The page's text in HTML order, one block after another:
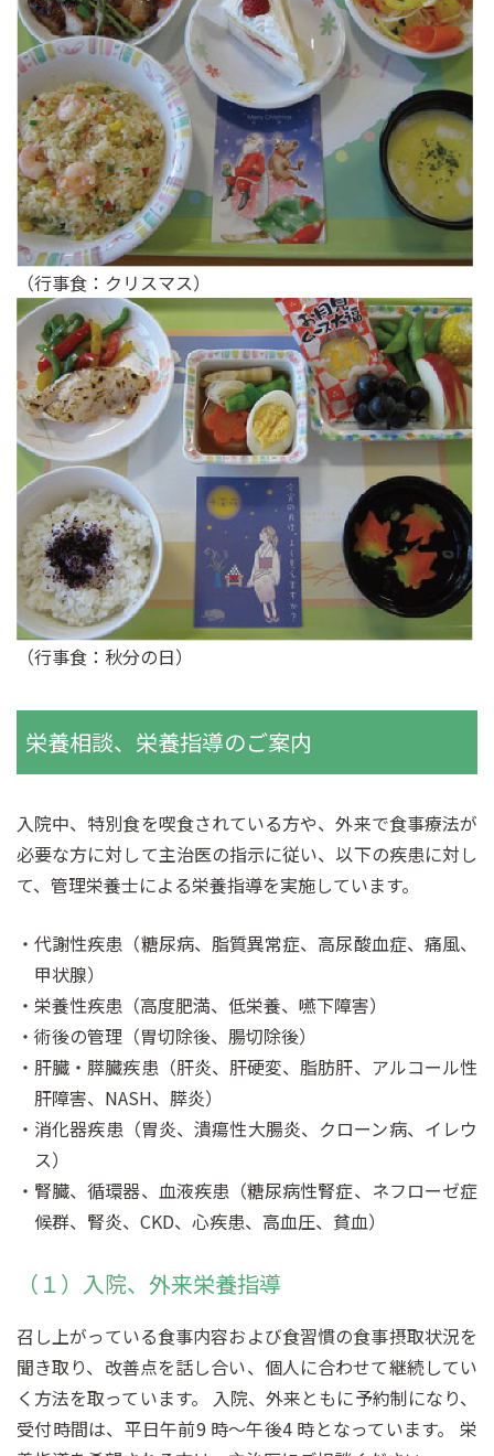
（行事食：クリスマス）
（行事食：秋分の日）
栄養相談、栄養指導のご案内
入院中、特別食を喫食されている方や、外来で食事療法が
必要な方に対して主治医の指示に従い、以下の疾患に対し
て、管理栄養士による栄養指導を実施しています。
代謝性疾患（糖尿病、脂質異常症、高尿酸血症、痛風、
甲状腺）
栄養性疾患（高度肥満、低栄養、嚥下障害）
術後の管理（胃切除後、腸切除後）
肝臓・膵臓疾患（肝炎、肝硬変、脂肪肝、アルコール性
肝障害、NASH、膵炎）
消化器疾患（胃炎、潰瘍性大腸炎、クローン病、イレウ
ス）
腎臓、循環器、血液疾患（糖尿病性腎症、ネフローゼ症
候群、腎炎、CKD、心疾患、高血圧、貧血）
（１）入院、外来栄養指導
召し上がっている食事内容および食習慣の食事摂取状況を
聞き取り、改善点を話し合い、個人に合わせて継続してい
く方法を取っています。 入院、外来ともに予約制になり、
受付時間は、平日午前9 時～午後4 時となっています。 栄